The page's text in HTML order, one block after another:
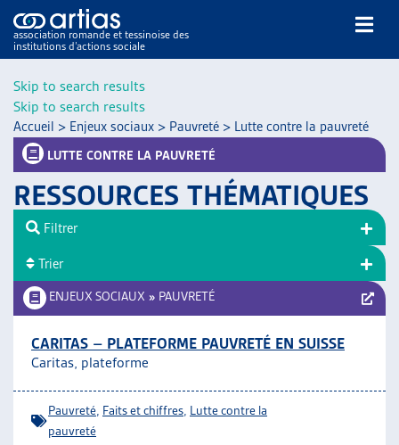
Skip to search results
Skip to search results
association romande et tessinoise des
institutions d’actions sociale
NOS PUBLICATIONS
DOSSIERS DU MOIS
VEILLE
RESSOURCES
THÉMATIQUES
GUIDE SOCIAL ROMAND
ARTIAS
L’ASSOCIATION
Accueil > Enjeux sociaux > Pauvreté > Lutte contre la pauvreté
LUTTE CONTRE LA PAUVRETÉ
RESSOURCES THÉMATIQUES
ENJEUX SOCIAUX » PAUVRETÉ
CARITAS – PLATEFORME PAUVRETÉ EN SUISSE
Caritas, plateforme
Pauvreté Faits et chiffres Lutte contre la
pauvreté
Filtrer
Trier